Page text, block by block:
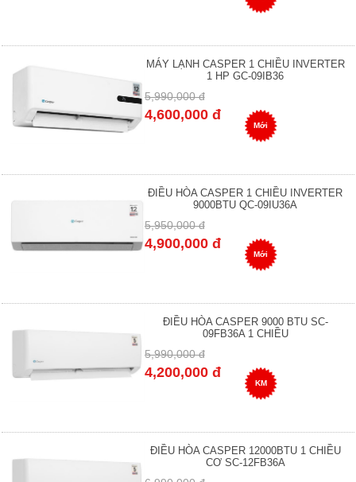
MÁY LẠNH CASPER 1 CHIỀU INVERTER
1 HP GC-09IB36
5,990,000 đ
4,600,000 đ
Mới
ĐIỀU HÒA CASPER 1 CHIỀU INVERTER
9000BTU QC-09IU36A
5,950,000 đ
4,900,000 đ
Mới
ĐIỀU HÒA CASPER 9000 BTU SC-
09FB36A 1 CHIỀU
5,990,000 đ
4,200,000 đ
KM
ĐIỀU HÒA CASPER 12000BTU 1 CHIỀU
CƠ SC-12FB36A